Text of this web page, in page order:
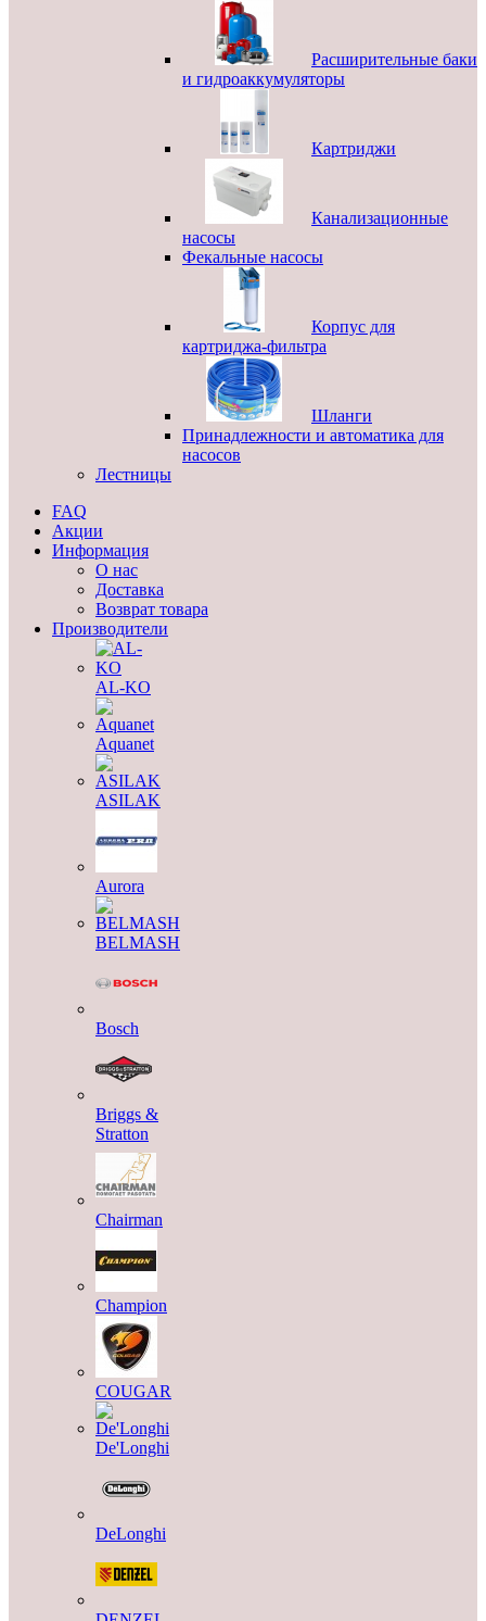
Расширительные баки
и гидроаккумуляторы
Картриджи
Канализационные
насосы
Фекальные насосы
Корпус для
картриджа-фильтра
Шланги
Принадлежности и автоматика для
насосов
Лестницы
FAQ
Акции
Информация
О нас
Доставка
Возврат товара
Производители
AL-KO
Aquanet
ASILAK
Aurora
BELMASH
Bosch
Briggs &
Stratton
Chairman
Champion
COUGAR
De'Longhi
DeLonghi